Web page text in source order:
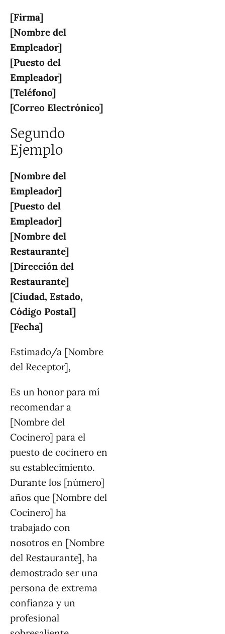
[Firma]
[Nombre del
Empleador]
[Puesto del
Empleador]
[Teléfono]
[Correo Electrónico]
Segundo
Ejemplo
[Nombre del
Empleador]
[Puesto del
Empleador]
[Nombre del
Restaurante]
[Dirección del
Restaurante]
[Ciudad, Estado,
Código Postal]
[Fecha]
Estimado/a [Nombre
del Receptor],
Es un honor para mí
recomendar a
[Nombre del
Cocinero] para el
puesto de cocinero en
su establecimiento.
Durante los [número]
años que [Nombre del
Cocinero] ha
trabajado con
nosotros en [Nombre
del Restaurante], ha
demostrado ser una
persona de extrema
confianza y un
profesional